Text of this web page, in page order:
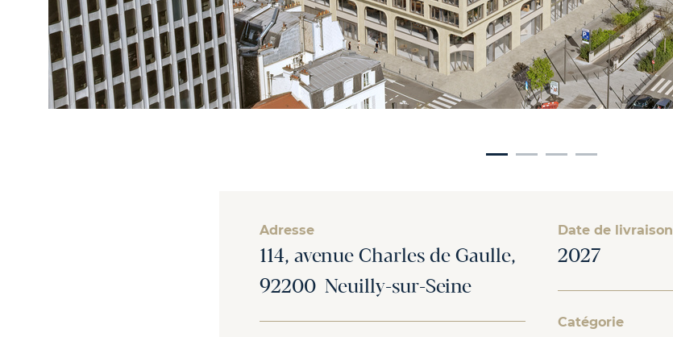
Adresse
114, avenue Charles de Gaulle,
92200 Neuilly-sur-Seine
Date de livraison
2027
Catégorie